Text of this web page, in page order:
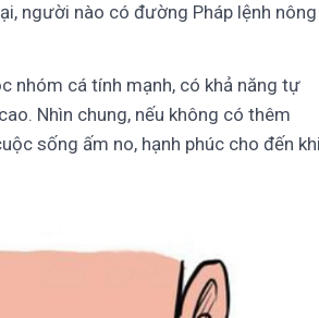
người nào có đường Pháp lệnh nông
nhóm cá tính mạnh, có khả năng tự
Nhìn chung, nếu không có thêm
sống ấm no, hạnh phúc cho đến khi